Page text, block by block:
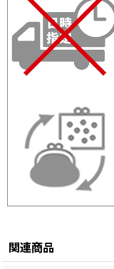
関連商品